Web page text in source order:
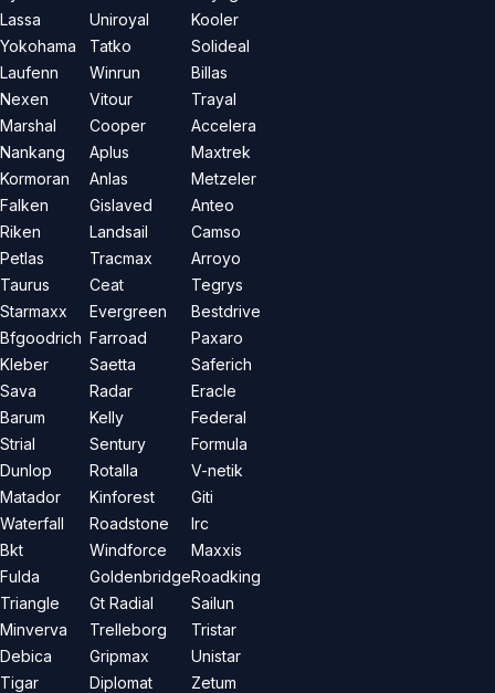
Lassa
Yokohama
Laufenn
Nexen
Marshal
Nankang
Kormoran
Falken
Riken
Petlas
Taurus
Starmaxx
Bfgoodrich
Kleber
Sava
Barum
Strial
Dunlop
Matador
Waterfall
Bkt
Fulda
Triangle
Minverva
Debica
Tigar
Uniroyal
Tatko
Winrun
Vitour
Cooper
Aplus
Anlas
Gislaved
Landsail
Tracmax
Ceat
Evergreen
Farroad
Saetta
Radar
Kelly
Sentury
Rotalla
Kinforest
Roadstone
Windforce
Goldenbridge
Gt Radial
Trelleborg
Gripmax
Diplomat
Kooler
Solideal
Billas
Trayal
Accelera
Maxtrek
Metzeler
Anteo
Camso
Arroyo
Tegrys
Bestdrive
Paxaro
Saferich
Eracle
Federal
Formula
V-netik
Giti
Irc
Maxxis
Roadking
Sailun
Tristar
Unistar
Zetum